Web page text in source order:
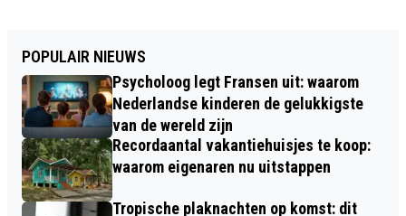
POPULAIR NIEUWS
Psycholoog legt Fransen uit: waarom
Nederlandse kinderen de gelukkigste
van de wereld zijn
Recordaantal vakantiehuisjes te koop:
waarom eigenaren nu uitstappen
Tropische plaknachten op komst: dit